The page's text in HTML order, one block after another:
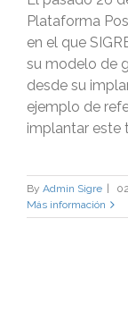
Plataforma
en el que
su modelo de
desde su
ejemplo de
implantar este
By Admin Sigre
Más información